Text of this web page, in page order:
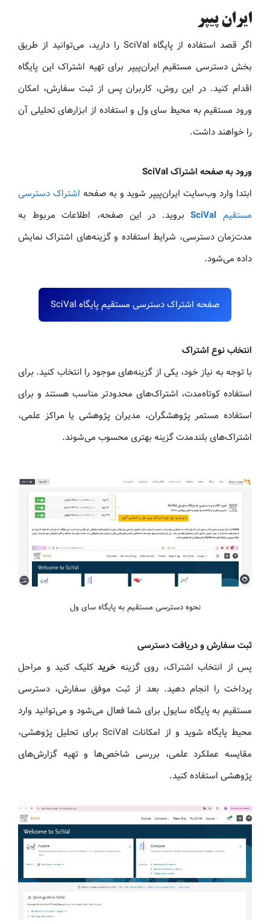
ایران پیپر
اگر قصد استفاده از پایگاه SciVal را دارید، می‌توانید از طریق
بخش دسترسی مستقیم ایران‌پیپر برای تهیه اشتراک این پایگاه
اقدام کنید. در این روش، کاربران پس از ثبت سفارش، امکان
ورود مستقیم به محیط سای ول و استفاده از ابزارهای تحلیلی آن
را خواهند داشت.
ورود به صفحه اشتراک SciVal
ابتدا وارد وب‌سایت ایران‌پیپر شوید و به صفحه اشتراک دسترسی
مستقیم SciValبروید. در این صفحه، اطلاعات مربوط به
مدت‌زمان دسترسی، شرایط استفاده و گزینه‌های اشتراک نمایش
داده می‌شود.
صفحه اشتراک دسترسی مستقیم پایگاه SciVal
انتخاب نوع اشتراک
با توجه به نیاز خود، یکی از گزینه‌های موجود را انتخاب کنید. برای
استفاده کوتاه‌مدت، اشتراک‌های محدودتر مناسب هستند و برای
استفاده مستمر پژوهشگران، مدیران پژوهشی یا مراکز علمی،
اشتراک‌های بلندمدت گزینه بهتری محسوب می‌شوند.
نحوه دسترسی مستقیم به پایگاه سای ول
ثبت سفارش و دریافت دسترسی
پس از انتخاب اشتراک، روی گزینه خرید کلیک کنید و مراحل
پرداخت را انجام دهید. بعد از ثبت موفق سفارش، دسترسی
مستقیم به پایگاه سایول برای شما فعال می‌شود و می‌توانید وارد
محیط پایگاه شوید و از امکانات SciVal برای تحلیل پژوهشی،
مقایسه عملکرد علمی، بررسی شاخص‌ها و تهیه گزارش‌های
پژوهشی استفاده کنید.